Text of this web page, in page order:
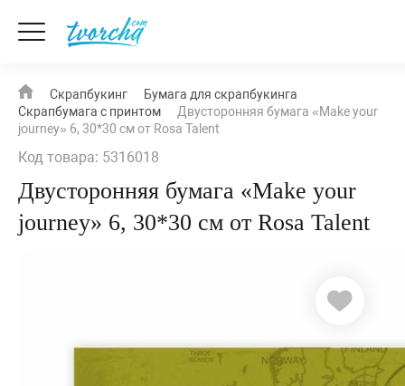
Скрапбукинг
Бумага для скрапбукинга
Скрапбумага с принтом
Двусторонняя бумага «Make your
journey» 6, 30*30 см от Rosa Talent
Код товара: 5316018
Двусторонняя бумага «Make your
journey» 6, 30*30 см от Rosa Talent